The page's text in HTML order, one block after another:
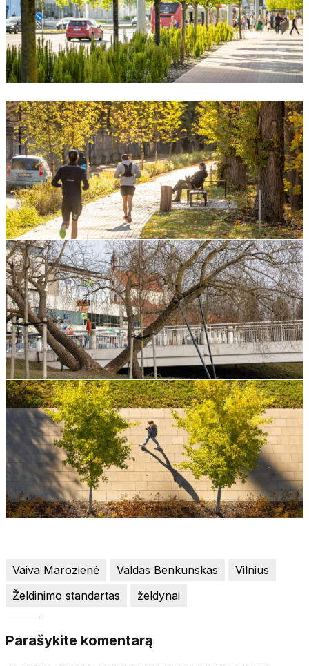
Vaiva Marozienė Valdas Benkunskas
Vilnius
Želdinimo standartas
želdynai
Parašykite komentarą